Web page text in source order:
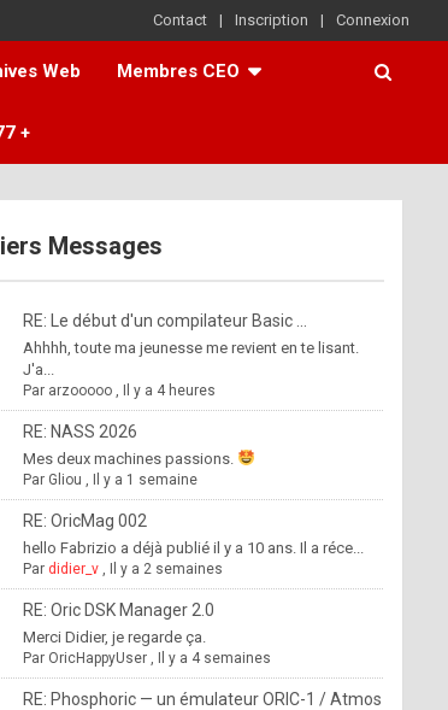
Contact Inscription Connexion
Web Membres CEO
+
Messages
RE: Le début d'un compilateur Basic ...
Ahhhh, toute ma jeunesse me revient en te lisant.
J'a...
Par arzooooo, Il y a 4 heures
RE: NASS 2026
Mes deux machines passions.
Par Gliou , Il y a 1 semaine
RE: OricMag 002
hello Fabrizio a déjà publié il y a 10 ans. Il a réce...
Par didier_v, Il y a 2 semaines
RE: Oric DSK Manager 2.0
Merci Didier, je regarde ça.
Par OricHappyUser, Il y a 4 semaines
RE: Phosphoric — un émulateur ORIC-1 / Atmos